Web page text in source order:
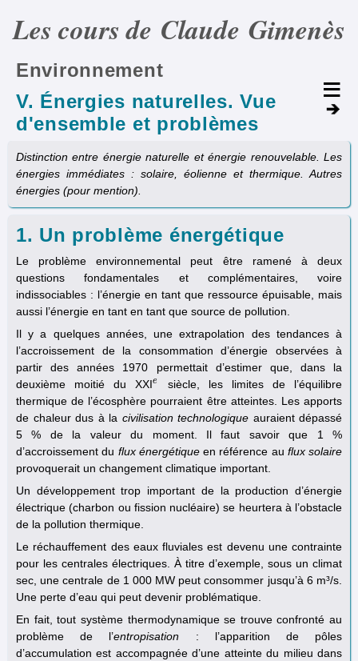
Les cours de Claude Gimenès
Environnement
V. Énergies naturelles. Vue
d'ensemble et problèmes
Distinction entre énergie naturelle et énergie renouvelable. Les
énergies immédiates : solaire, éolienne et thermique. Autres
énergies (pour mention).
1. Un problème énergétique
Le problème environnemental peut être ramené à deux
questions fondamentales et complémentaires, voire
indissociables : l’énergie en tant que ressource épuisable, mais
aussi l’énergie en tant en tant que source de pollution.
Il y a quelques années, une extrapolation des tendances à
l’accroissement de la consommation d’énergie observées à
partir des années 1970 permettait d’estimer que, dans la
deuxième moitié du XXIe
e
siècle, les limites de l’équilibre
thermique de l’écosphère pourraient être atteintes. Les apports
de chaleur dus à la civilisation technologique auraient dépassé
5 % de la valeur du moment. Il faut savoir que 1 %
d’accroissement du flux énergétiqueen référence au flux solaire
provoquerait un changement climatique important.
Un développement trop important de la production d’énergie
électrique (charbon ou fission nucléaire) se heurtera à l’obstacle
de la pollution thermique.
Le réchauffement des eaux fluviales est devenu une contrainte
pour les centrales électriques. À titre d’exemple, sous un climat
sec, une centrale de 1 000 MW peut consommer jusqu’à 6 m³/s.
Une perte d’eau qui peut devenir problématique.
En fait, tout système thermodynamique se trouve confronté au
problème de l’entropisation : l’apparition de pôles
d’accumulation est accompagnée d’une atteinte du milieu dans